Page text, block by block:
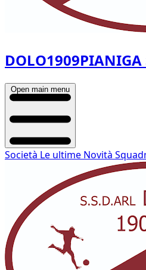
DOLO1909PIANIGA
Open main menu
Società Le ultime Novità